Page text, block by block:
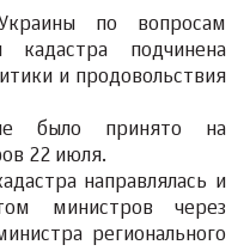
Украины по вопросам
кадастра подчинена
и продовольствия
было принято на
22 июля.
направлялась и
министров через
регионального